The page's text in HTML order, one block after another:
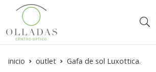
Buscar
inicio outlet Gafa de sol Luxottica.